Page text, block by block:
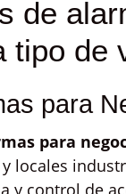
de
tipo de
para
para
locales
y control de